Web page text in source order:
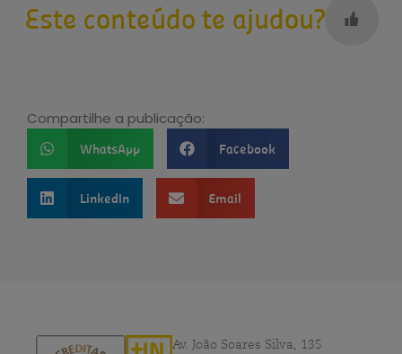
Este conteúdo te ajudou?
Compartilhe a publicação:
WhatsApp Facebook
LinkedIn Email
Av. João Soares Silva, 135